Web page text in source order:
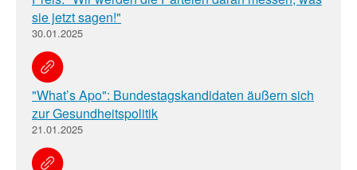
sie jetzt sagen!"
30.01.2025
"What’s Apo": Bundestagskandidaten äußern sich
zur Gesundheitspolitik
21.01.2025